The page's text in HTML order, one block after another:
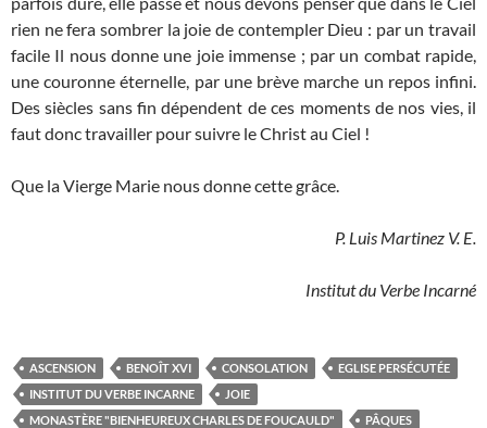
rien ne fera sombrer la joie de contempler Dieu : par un travail
facile Il nous donne une joie immense ; par un combat rapide,
une couronne éternelle, par une brève marche un repos infini.
Des siècles sans fin dépendent de ces moments de nos vies, il
faut donc travailler pour suivre le Christ au Ciel !
Que la Vierge Marie nous donne cette grâce.
P. Luis Martinez V. E.
Institut du Verbe Incarné
ASCENSION BENOÎT XVI CONSOLATION
EGLISE PERSÉCUTÉE
INSTITUT DU VERBE INCARNE
JOIE
MONASTÈRE "BIENHEUREUX CHARLES DE FOUCAULD"
PÂQUES